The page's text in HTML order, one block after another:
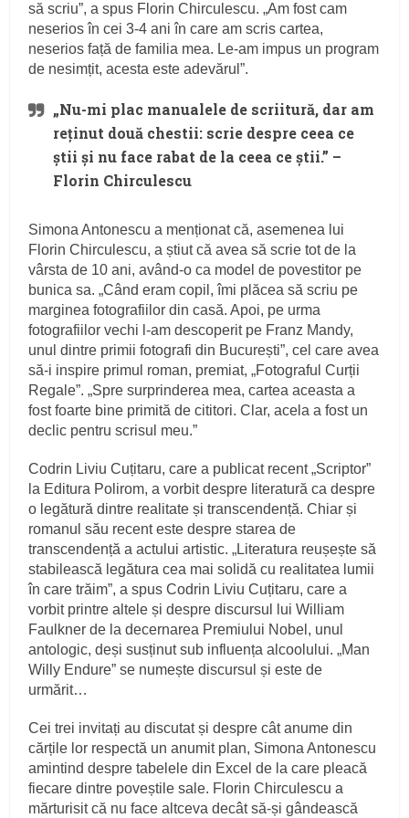
să scriu”, a spus Florin Chirculescu. „Am fost cam
neserios în cei 3-4 ani în care am scris cartea,
neserios față de familia mea. Le-am impus un program
de nesimțit, acesta este adevărul”.
„Nu-mi plac manualele de scriitură, dar am
reținut două chestii: scrie despre ceea ce
știi și nu face rabat de la ceea ce știi.” –
Florin Chirculescu
Simona Antonescu a menționat că, asemenea lui
Florin Chirculescu, a știut că avea să scrie tot de la
vârsta de 10 ani, având-o ca model de povestitor pe
bunica sa. „Când eram copil, îmi plăcea să scriu pe
marginea fotografiilor din casă. Apoi, pe urma
fotografiilor vechi l-am descoperit pe Franz Mandy,
unul dintre primii fotografi din București”, cel care avea
să-i inspire primul roman, premiat, „Fotograful Curții
Regale”. „Spre surprinderea mea, cartea aceasta a
fost foarte bine primită de cititori. Clar, acela a fost un
declic pentru scrisul meu.”
Codrin Liviu Cuțitaru, care a publicat recent „Scriptor”
la Editura Polirom, a vorbit despre literatură ca despre
o legătură dintre realitate și transcendență. Chiar și
romanul său recent este despre starea de
transcendență a actului artistic. „Literatura reușește să
stabilească legătura cea mai solidă cu realitatea lumii
în care trăim”, a spus Codrin Liviu Cuțitaru, care a
vorbit printre altele și despre discursul lui William
Faulkner de la decernarea Premiului Nobel, unul
antologic, deși susținut sub influența alcoolului. „Man
Willy Endure” se numește discursul și este de
urmărit…
Cei trei invitați au discutat și despre cât anume din
cărțile lor respectă un anumit plan, Simona Antonescu
amintind despre tabelele din Excel de la care pleacă
fiecare dintre poveștile sale. Florin Chirculescu a
mărturisit că nu face altceva decât să-și gândească